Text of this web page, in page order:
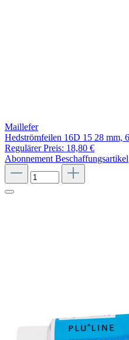
Maillefer
Hedströmfeilen 16D 15 28 mm,
Regulärer Preis: 18,80 €
Abonnement Beschaffungsartikel